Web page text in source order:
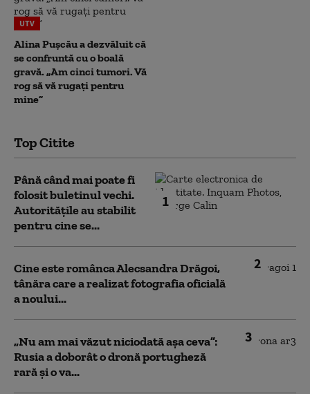
UTV
Alina Pușcău a dezvăluit că
se confruntă cu o boală
gravă. „Am cinci tumori. Vă
rog să vă rugați pentru
mine”
Top Citite
1
Până când mai poate fi
folosit buletinul vechi.
Autoritățile au stabilit
pentru cine se...
2
Cine este românca Alecsandra Drăgoi,
tânăra care a realizat fotografia oficială
a noului...
3
„Nu am mai văzut niciodată așa ceva”:
Rusia a doborât o dronă portugheză
rară și o va...